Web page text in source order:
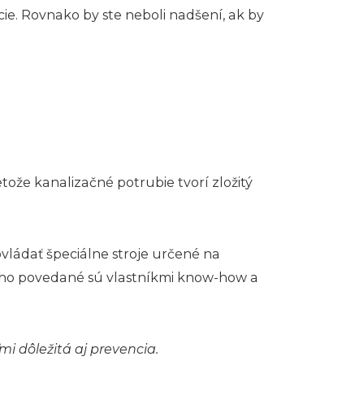
Rovnako by ste neboli nadšení, ak by
kanalizačné potrubie tvorí zložitý
špeciálne stroje určené na
povedané sú vlastníkmi know-how a
dôležitá aj prevencia.